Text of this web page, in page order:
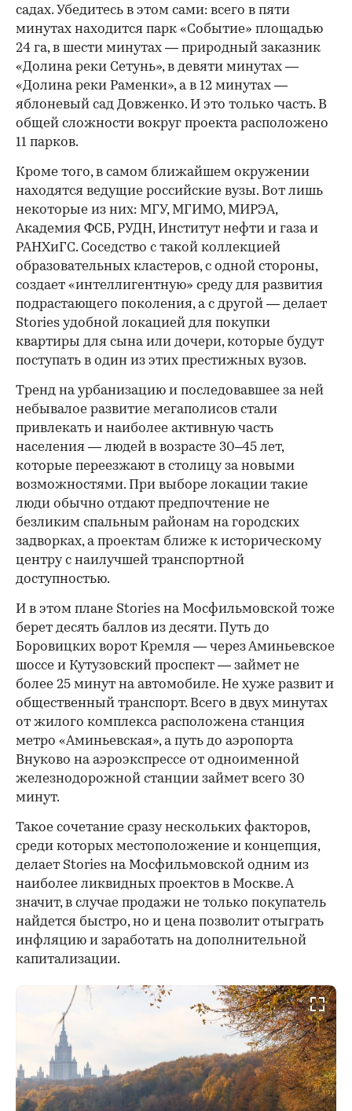
садах. Убедитесь в этом сами: всего в пяти
минутах находится парк «Событие» площадью
24 га, в шести минутах — природный заказник
«Долина реки Сетунь», в девяти минутах —
«Долина реки Раменки», а в 12 минутах —
яблоневый сад Довженко. И это только часть. В
общей сложности вокруг проекта расположено
11 парков.
Кроме того, в самом ближайшем окружении
находятся ведущие российские вузы. Вот лишь
некоторые из них: МГУ, МГИМО, МИРЭА,
Академия ФСБ, РУДН, Институт нефти и газа и
РАНХиГС. Соседство с такой коллекцией
образовательных кластеров, с одной стороны,
создает «интеллигентную» среду для развития
подрастающего поколения, а с другой — делает
Stories удобной локацией для покупки
квартиры для сына или дочери, которые будут
поступать в один из этих престижных вузов.
Тренд на урбанизацию и последовавшее за ней
небывалое развитие мегаполисов стали
привлекать и наиболее активную часть
населения — людей в возрасте 30–45 лет,
которые переезжают в столицу за новыми
возможностями. При выборе локации такие
люди обычно отдают предпочтение не
безликим спальным районам на городских
задворках, а проектам ближе к историческому
центру с наилучшей транспортной
доступностью.
И в этом плане Stories на Мосфильмовской тоже
берет десять баллов из десяти. Путь до
Боровицких ворот Кремля — через Аминьевское
шоссе и Кутузовский проспект — займет не
более 25 минут на автомобиле. Не хуже развит и
общественный транспорт. Всего в двух минутах
от жилого комплекса расположена станция
метро «Аминьевская», а путь до аэропорта
Внуково на аэроэкспрессе от одноименной
железнодорожной станции займет всего 30
минут.
Такое сочетание сразу нескольких факторов,
среди которых местоположение и концепция,
делает Stories на Мосфильмовской одним из
наиболее ликвидных проектов в Москве. А
значит, в случае продажи не только покупатель
найдется быстро, но и цена позволит отыграть
инфляцию и заработать на дополнительной
капитализации.